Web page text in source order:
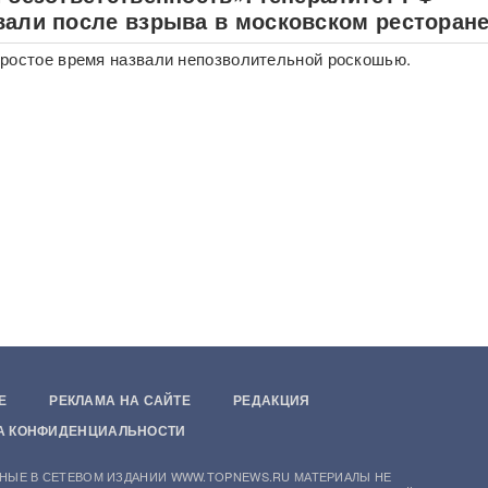
после взрыва в московском
время назвали непозволительной роскошью.
РЕКЛАМА НА САЙТЕ
РЕДАКЦИЯ
КОНФИДЕНЦИАЛЬНОСТИ
В СЕТЕВОМ ИЗДАНИИ WWW.TOPNEWS.RU МАТЕРИАЛЫ НЕ